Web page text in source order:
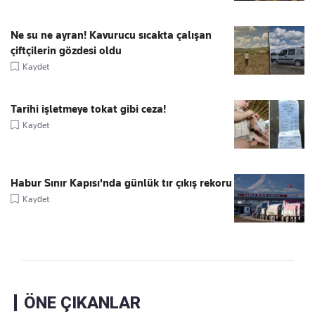
Ne su ne ayran! Kavurucu sıcakta çalışan
çiftçilerin gözdesi oldu
Kaydet
Tarihi işletmeye tokat gibi ceza!
Kaydet
Habur Sınır Kapısı'nda günlük tır çıkış rekoru
Kaydet
ÖNE ÇIKANLAR